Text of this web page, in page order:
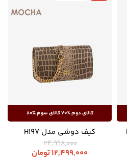
کیف دوشی مدل H197
24,998,000
12,499,000تومان